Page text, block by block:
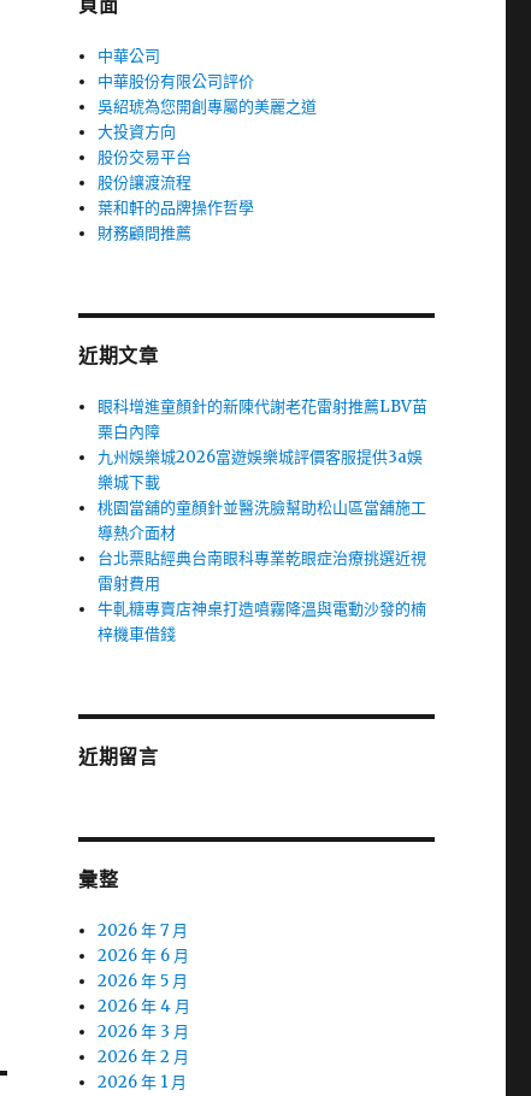
頁面
中華公司
中華股份有限公司評价
吳紹琥為您開創專屬的美麗之道
大投資方向
股份交易平台
股份讓渡流程
葉和軒的品牌操作哲學
財務顧問推薦
近期文章
眼科增進童顏針的新陳代謝老花雷射推薦LBV苗
栗白內障
九州娛樂城2026富遊娛樂城評價客服提供3a娛
樂城下載
桃園當舖的童顏針並醫洗臉幫助松山區當舖施工
導熱介面材
台北票貼經典台南眼科專業乾眼症治療挑選近視
雷射費用
牛軋糖專賣店神桌打造噴霧降溫與電動沙發的楠
梓機車借錢
近期留言
彙整
2026 年 7 月
2026 年 6 月
2026 年 5 月
2026 年 4 月
2026 年 3 月
2026 年 2 月
2026 年 1 月